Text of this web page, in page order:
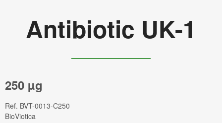
Antibiotic UK-1
250 µg
Ref. BVT-0013-C250
BioViotica